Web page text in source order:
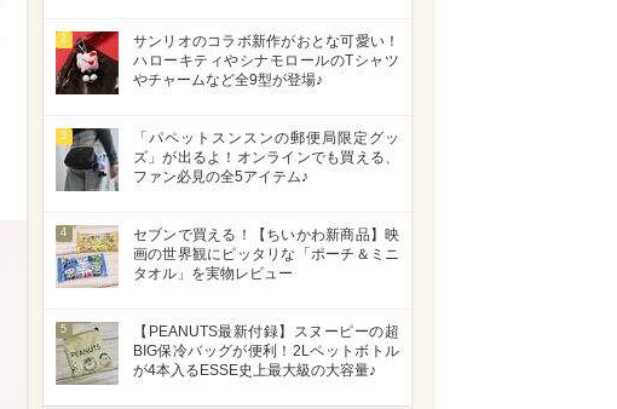
2
サンリオのコラボ新作がおとな可愛い！
ハローキティやシナモロールのTシャツ
やチャームなど全9型が登場♪
3
「パペットスンスンの郵便局限定グッ
ズ」が出るよ！オンラインでも買える、
ファン必見の全5アイテム♪
4
セブンで買える！【ちいかわ新商品】映
画の世界観にピッタリな「ポーチ＆ミニ
タオル」を実物レビュー
5
【PEANUTS最新付録】スヌーピーの超
BIG保冷バッグが便利！2Lペットボトル
が4本入るESSE史上最大級の大容量♪